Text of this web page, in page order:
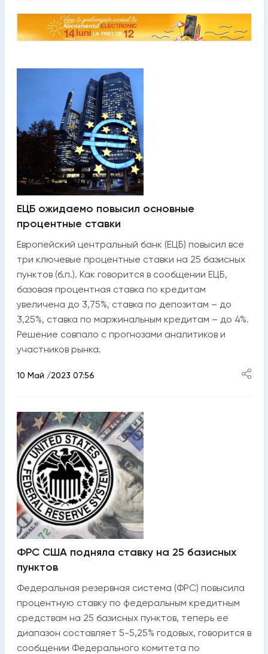
ЕЦБ ожидаемо повысил основные
процентные ставки
Европейский центральный банк (ЕЦБ) повысил все
три ключевые процентные ставки на 25 базисных
пунктов (б.п.). Как говорится в сообщении ЕЦБ,
базовая процентная ставка по кредитам
увеличена до 3,75%, ставка по депозитам – до
3,25%, ставка по маржинальным кредитам – до 4%.
Решение совпало с прогнозами аналитиков и
участников рынка.
10 Май /2023 07:56
ФРС США подняла ставку на 25 базисных
пунктов
Федеральная резервная система (ФРС) повысила
процентную ставку по федеральным кредитным
средствам на 25 базисных пунктов, теперь ее
диапазон составляет 5-5,25% годовых, говорится в
сообщении Федерального комитета по